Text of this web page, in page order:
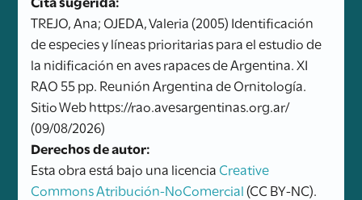
TREJO, Ana; OJEDA, Valeria (2005) Identificación
de especies y líneas prioritarias para el estudio de
la nidificación en aves rapaces de Argentina. XI
RAO 55 pp. Reunión Argentina de Ornitología.
Sitio Web https://rao.avesargentinas.org.ar/
(09/08/2026)
Derechos de autor:
Esta obra está bajo una licencia Creative
Commons Atribución-NoComercial(CC BY-NC).